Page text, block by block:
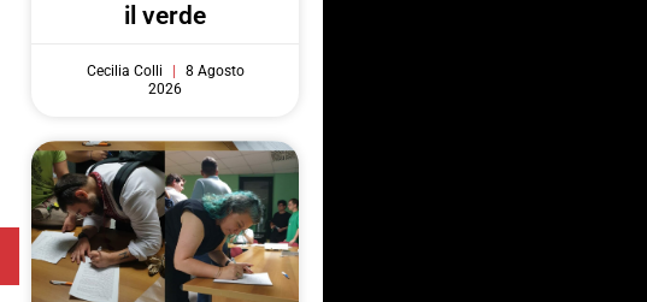
il verde
Cecilia Colli
8 Agosto
2026